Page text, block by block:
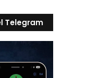
Telegram